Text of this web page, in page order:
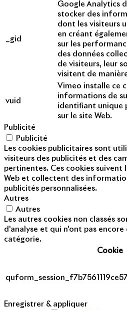
_gid
Google Analytics
stocker des
dont les visiteurs
en créant
sur les
des données
de visiteurs, leur
visitent de
vuid
Vimeo installe ce
informations de
identifiant unique
sur le site Web.
Publicité
Publicité
Les cookies publicitaires sont
visiteurs des publicités et des
pertinentes. Ces cookies suivent
Web et collectent des
publicités personnalisées.
Autres
Autres
Les autres cookies non classés
d'analyse et qui n'ont pas encore
catégorie.
Cookie
Enregistrer & appliquer